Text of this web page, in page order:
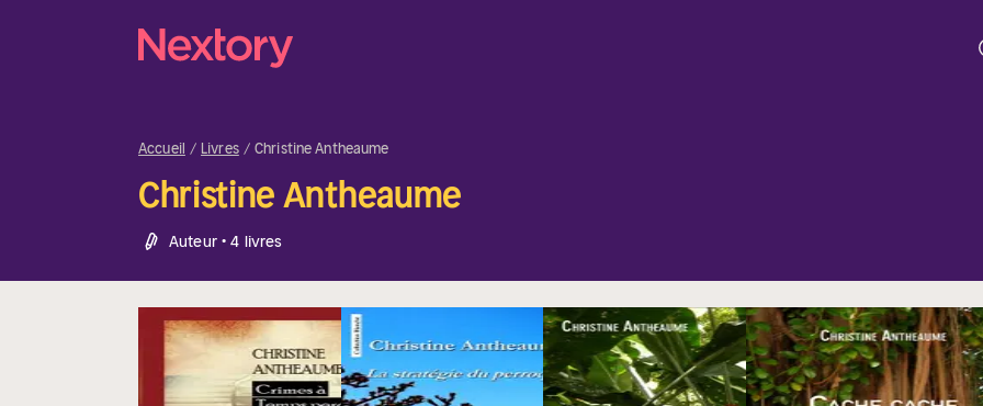
Accueil Livres Christine Antheaume
Christine Antheaume
Auteur • 4 livres